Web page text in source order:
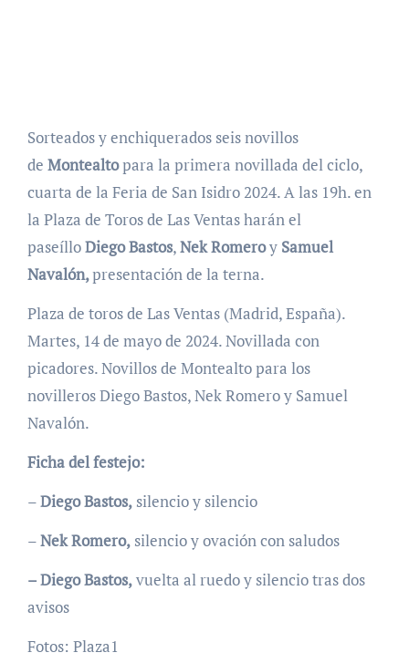
Sorteados y enchiquerados seis novillos
de Montealtopara la primera novillada del ciclo,
cuarta de la Feria de San Isidro 2024. A las 19h. en
la Plaza de Toros de Las Ventas harán el
paseílloDiego Bastos,Nek Romeroy Samuel
Navalón,presentación de la terna.
Plaza de toros de Las Ventas (Madrid, España).
Martes, 14 de mayo de 2024. Novillada con
picadores. Novillos de Montealto para los
novilleros Diego Bastos, Nek Romero y Samuel
Navalón.
Ficha del festejo:
–Diego Bastos,silencio y silencio
–Nek Romero,silencio y ovación con saludos
– Diego Bastos,vuelta al ruedo y silencio tras dos
avisos
Fotos: Plaza1